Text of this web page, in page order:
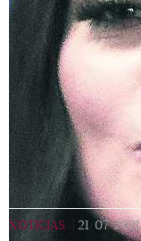
NOTICIAS 21/07/2021